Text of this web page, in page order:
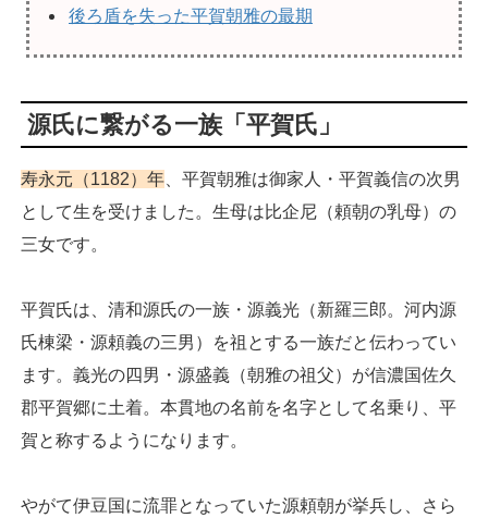
後ろ盾を失った平賀朝雅の最期
源氏に繋がる一族「平賀氏」
寿永元（1182）年 、平賀朝雅は御家人・平賀義信の次男
として生を受けました。生母は比企尼（頼朝の乳母）の
三女です。
平賀氏は、清和源氏の一族・源義光（新羅三郎。河内源
氏棟梁・源頼義の三男）を祖とする一族だと伝わってい
ます。義光の四男・源盛義（朝雅の祖父）が信濃国佐久
郡平賀郷に土着。本貫地の名前を名字として名乗り、平
賀と称するようになります。
やがて伊豆国に流罪となっていた源頼朝が挙兵し、さら